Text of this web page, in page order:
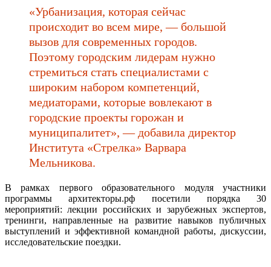
«Урбанизация, которая сейчас
происходит во всем мире, — большой
вызов для современных городов.
Поэтому городским лидерам нужно
стремиться стать специалистами с
широким набором компетенций,
медиаторами, которые вовлекают в
городские проекты горожан и
муниципалитет», — добавила директор
Института «Стрелка» Варвара
Мельникова.
В рамках первого образовательного модуля участники
программы архитекторы.рф посетили порядка 30
мероприятий: лекции российских и зарубежных экспертов,
тренинги, направленные на развитие навыков публичных
выступлений и эффективной командной работы, дискуссии,
исследовательские поездки.